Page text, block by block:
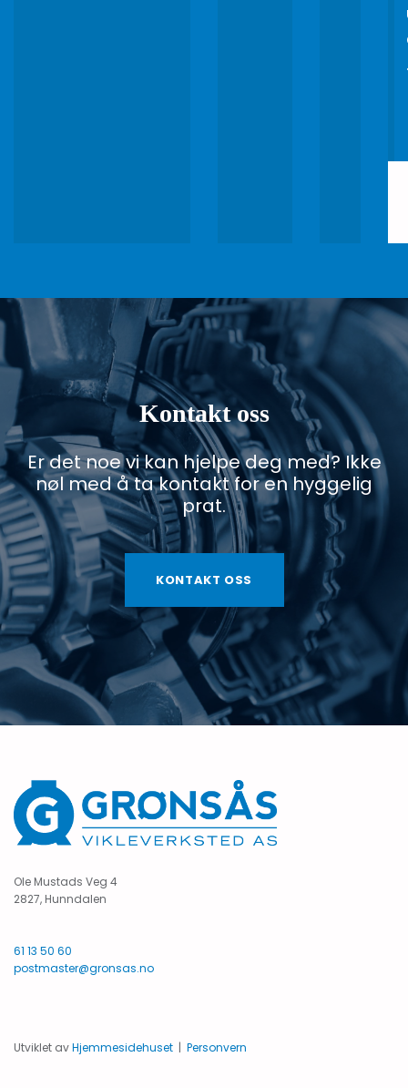
.
Kontakt oss
Er det noe vi kan hjelpe deg med? Ikke
nøl med å ta kontakt for en hyggelig
prat.
KONTAKT OSS
Ole Mustads Veg 4
2827, Hunndalen
61 13 50 60
postmaster@gronsas.no
Utviklet avHjemmesidehuset | Personvern